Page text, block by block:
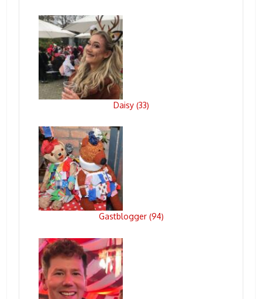
Daisy (33)
Gastblogger (94)